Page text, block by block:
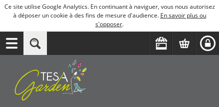
Ce site utilise Google Analytics. En continuant à naviguer, vous nous autorisez
à déposer un cookie à des fins de mesure d'audience. En savoir plus ou
s'opposer.